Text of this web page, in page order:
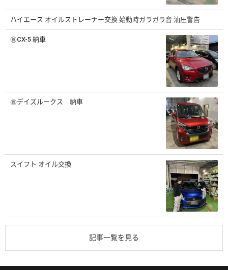
ハイエース オイルストレーナー交換 始動時ガラガラ音 油圧警告
㊗️CX-5 納車
㊗️デイズルークス 納車
スイフト オイル交換
記事一覧を見る